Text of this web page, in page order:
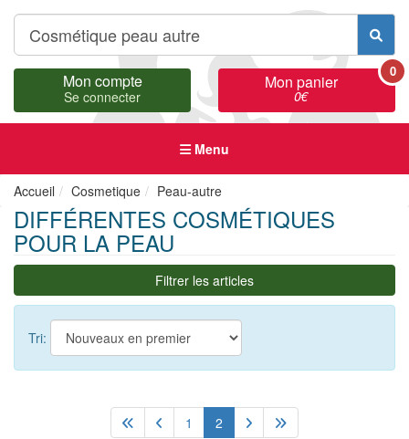
Mon compte
Se connecter
Mon panier
0€
0
Menu
Accueil Cosmetique Peau-autre
DIFFÉRENTES COSMÉTIQUES
POUR LA PEAU
Filtrer les articles
Tri:
1 2